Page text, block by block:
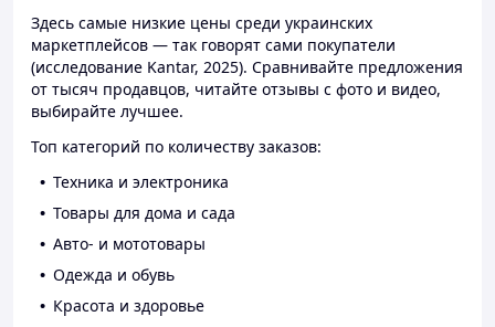
Здесь самые низкие цены среди украинских
маркетплейсов — так говорят сами покупатели
(исследование Kantar, 2025). Сравнивайте предложения
от тысяч продавцов, читайте отзывы с фото и видео,
выбирайте лучшее.
Топ категорий по количеству заказов:
Техника и электроника
Товары для дома и сада
Авто- и мототовары
Одежда и обувь
Красота и здоровье